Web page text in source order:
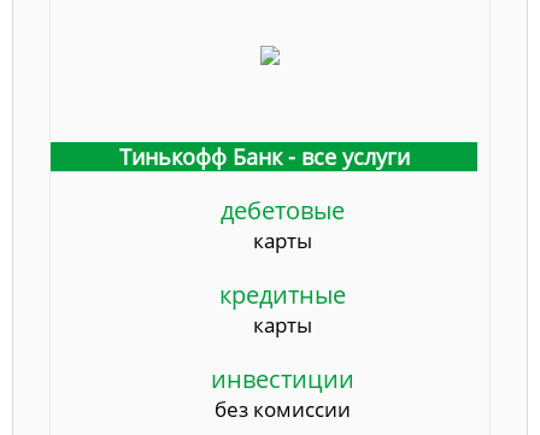
Тинькофф Банк - все услуги
дебетовые
карты
кредитные
карты
инвестиции
без комиссии